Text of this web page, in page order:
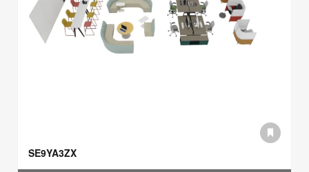
SE9YA3ZX